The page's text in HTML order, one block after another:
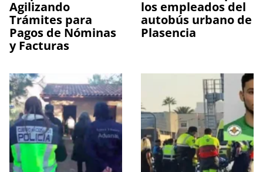
Agilizando
Trámites para
Pagos de Nóminas
y Facturas
los empleados del
autobús urbano de
Plasencia